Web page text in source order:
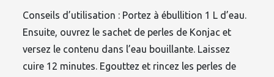
Conseils d’utilisation : Portez à ébullition 1 L d’eau.
Ensuite, ouvrez le sachet de perles de Konjac et
versez le contenu dans l’eau bouillante. Laissez
cuire 12 minutes. Egouttez et rincez les perles de